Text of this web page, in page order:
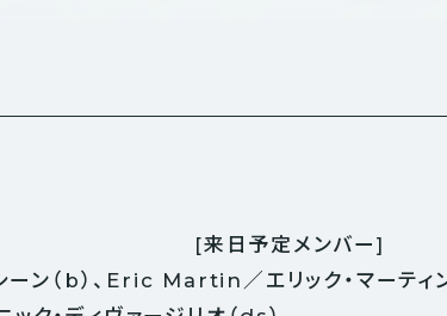
[来日予定メンバー]
（b）、Eric Martin／エリック・マーティ